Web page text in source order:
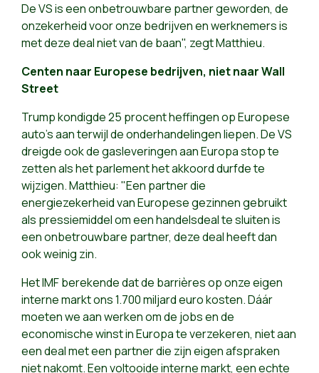
De VS is een onbetrouwbare partner geworden, de
onzekerheid voor onze bedrijven en werknemers is
met deze deal niet van de baan", zegt Matthieu.
Centen naar Europese bedrijven, niet naar Wall
Street
Trump kondigde 25 procent heffingen op Europese
auto's aan terwijl de onderhandelingen liepen. De VS
dreigde ook de gasleveringen aan Europa stop te
zetten als het parlement het akkoord durfde te
wijzigen. Matthieu: "Een partner die
energiezekerheid van Europese gezinnen gebruikt
als pressiemiddel om een handelsdeal te sluiten is
een onbetrouwbare partner, deze deal heeft dan
ook weinig zin.
Het IMF berekende dat de barrières op onze eigen
interne markt ons 1.700 miljard euro kosten. Dáár
moeten we aan werken om de jobs en de
economische winst in Europa te verzekeren, niet aan
een deal met een partner die zijn eigen afspraken
niet nakomt. Een voltooide interne markt, een echte